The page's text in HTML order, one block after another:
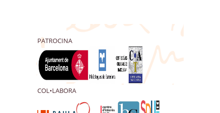
PATROCINA
COL•LABORA